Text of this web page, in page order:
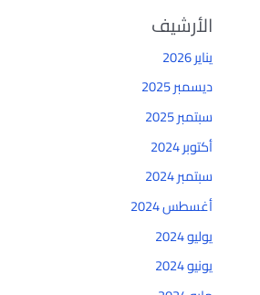
الأرشيف
يناير 2026
ديسمبر 2025
سبتمبر 2025
أكتوبر 2024
سبتمبر 2024
أغسطس 2024
يوليو 2024
يونيو 2024